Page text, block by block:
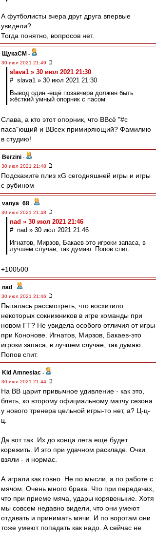
А футболисты вчера друг друга впервые
увидели?
Тогда понятно, вопросов нет.
ЩукаСМ -
30 июл 2021 21:49
slava1 » 30 июл 2021 21:30
# slava1 » 30 июл 2021 21:30
Вывод один -ещё позавчера должен быть
жёсткий умный опорник с пасом
Слава, а кто этот опорник, что ВВсё "#с
паса"ющий и ВВсех примиряющий? Фамилию
в студию!
Berzini -
30 июл 2021 21:48
Подскажите плиз xG сегодняшней игры и игры
с рубином
vanya_68 -
30 июл 2021 21:48
nad » 30 июл 2021 21:46
# nad » 30 июл 2021 21:46
Игнатов, Мирзов, Бакаев-это игроки запаса, в
лучшем случае, так думаю. Попов спит.
+100500
nad -
30 июл 2021 21:46
Пыталась рассмотреть, что восхитило
некоторых сокнижников в игре команды при
новом ГТ? Не увидела особого отличия от игры
при Кононове. Игнатов, Мирзов, Бакаев-это
игроки запаса, в лучшем случае, так думаю.
Попов спит.
Kid Amnesiac -
30 июл 2021 21:44
На ВВ царит привычное удивление - как это,
блять, ко второму официальному матчу сезона
у нового тренера цельной игры-то нет, а? Ц-ц-
ц.
Да вот так. Их до конца лета еще будет
корежить. И это при удачном раскладе. Очки
взяли - и нормас.
А играли как говно. Не по мысли, а по работе с
мячом. Очень много брака. Что при передачах,
что при приеме мяча, удары корявенькие. Хотя
мы совсем недавно видели, что они умеют
отдавать и принимать мячи. И по воротам они
тоже умеют попадать как надо. А сейчас не